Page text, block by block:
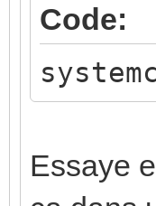
Code:
Essaye